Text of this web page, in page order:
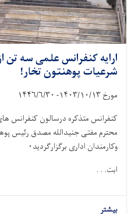
ارایه کنفرانس علمی سه تن
شرعیات پوهنتون تخار!
مورخ۱۴۰۳/۱۰/۱۳- ۱۴۴۶/۶/۳۰
کنفرانس متذکره درسالون کنفرانس های
محترم مفتی جنیدالله مصدق رئیس
وکارمندان اداری برگزارگردید۰
ابت. . .
بیشتر